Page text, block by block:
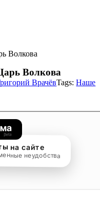
Волкова
Волкова
ВрачёвTags:Наше